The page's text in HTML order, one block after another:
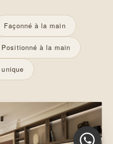
Façonné à la main
Positionné à la main